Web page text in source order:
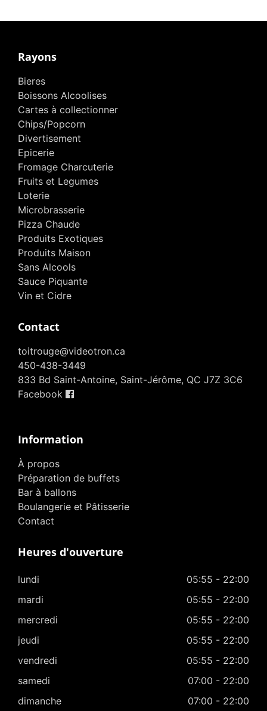
Rayons
Bieres
Boissons Alcoolises
Cartes à collectionner
Chips/Popcorn
Divertisement
Epicerie
Fromage Charcuterie
Fruits et Legumes
Loterie
Microbrasserie
Pizza Chaude
Produits Exotiques
Produits Maison
Sans Alcools
Sauce Piquante
Vin et Cidre
Contact
toitrouge@videotron.ca
450-438-3449
833 Bd Saint-Antoine, Saint-Jérôme, QC J7Z 3C6
Facebook
Information
À propos
Préparation de buffets
Bar à ballons
Boulangerie et Pâtisserie
Contact
Heures d'ouverture
lundi
05:55 - 22:00
mardi
05:55 - 22:00
mercredi
05:55 - 22:00
jeudi
05:55 - 22:00
vendredi
05:55 - 22:00
samedi
07:00 - 22:00
dimanche
07:00 - 22:00